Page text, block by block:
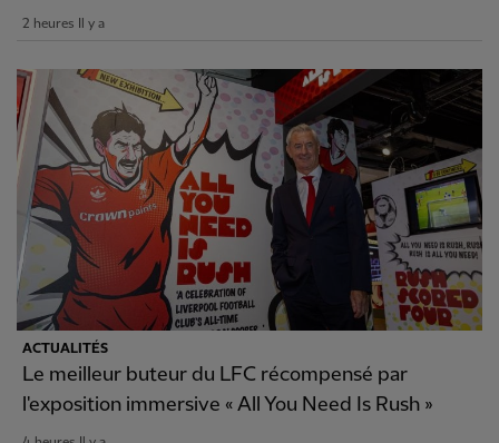
2 heures Il y a
ACTUALITÉS
Le meilleur buteur du LFC récompensé par
l'exposition immersive « All You Need Is Rush »